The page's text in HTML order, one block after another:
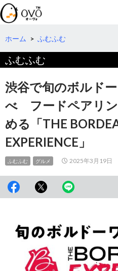
検
索
コ
テ
へ
移
動
ホーム > ふむふむ
ふむふむ
渋谷で旬のボルド
べ フードペアリ
める「THE
EXPERIENCE」
ふむふむ グルメ 2025年3月19日